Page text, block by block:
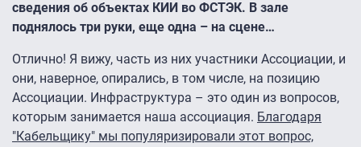
сведения об объектах КИИ во ФСТЭК. В зале
поднялось три руки, еще одна – на сцене…
Отлично! Я вижу, часть из них участники Ассоциации, и
они, наверное, опирались, в том числе, на позицию
Ассоциации. Инфраструктура – это один из вопросов,
которым занимается наша ассоциация. Благодаря
"Кабельщику" мы популяризировали этот вопрос,